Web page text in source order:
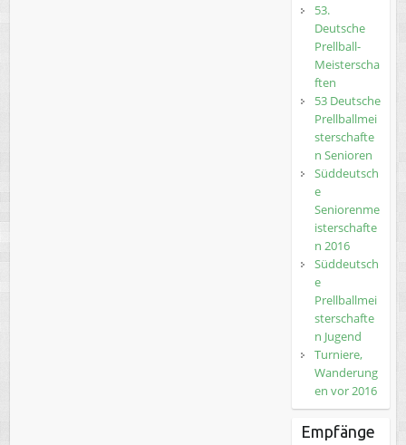
53.
Deutsche
Prellball-
Meisterscha
ften
53 Deutsche
Prellballmei
sterschafte
n Senioren
Süddeutsch
e
Seniorenme
isterschafte
n 2016
Süddeutsch
e
Prellballmei
sterschafte
n Jugend
Turniere,
Wanderung
en vor 2016
Empfänge